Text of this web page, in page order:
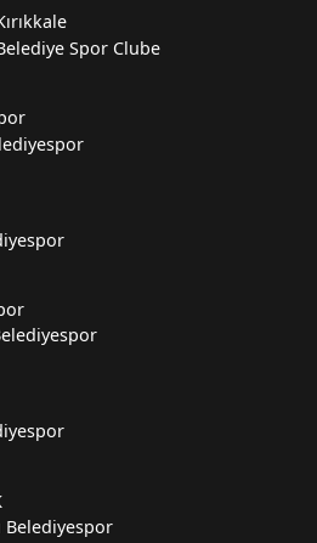
Spor Clube
Belediyespor